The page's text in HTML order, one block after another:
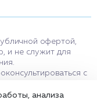
офертой,
и не служит для
с
анализа